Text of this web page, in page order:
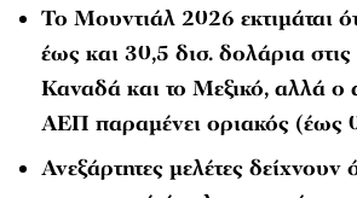
Το Μουντιάλ 2026 εκτιμάται
έως και 30,5 δισ. δολάρια
Καναδά και το Μεξικό, αλλά ο
ΑΕΠ παραμένει οριακός (έως
Ανεξάρτητες μελέτες δείχνουν